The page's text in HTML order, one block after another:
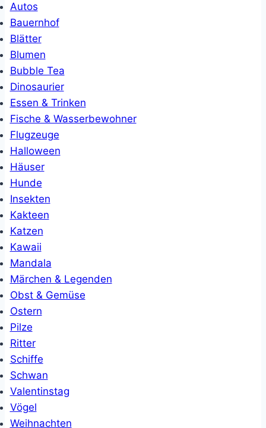
Autos
Bauernhof
Blätter
Blumen
Bubble Tea
Dinosaurier
Essen & Trinken
Fische & Wasserbewohner
Flugzeuge
Halloween
Häuser
Hunde
Insekten
Kakteen
Katzen
Kawaii
Mandala
Märchen & Legenden
Obst & Gemüse
Ostern
Pilze
Ritter
Schiffe
Schwan
Valentinstag
Vögel
Weihnachten